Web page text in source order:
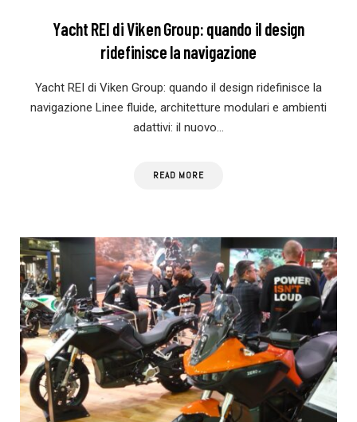
Yacht REI di Viken Group: quando il design
ridefinisce la navigazione
Yacht REI di Viken Group: quando il design ridefinisce la
navigazione Linee fluide, architetture modulari e ambienti
adattivi: il nuovo…
READ MORE